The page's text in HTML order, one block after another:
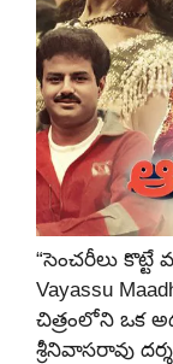
“సెంచరీలు కొట్టే
Vayassu
చిత్రంలోని ఒక
శ్రీనివాసరావు